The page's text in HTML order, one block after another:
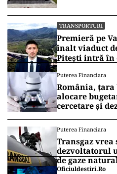
TRANSPORTURI
Premieră pe
înalt viaduct
Pitești intră în
anunță unde
(VIDEO)
Puterea Financiara
România, țara
alocare
cercetare și
Puterea Financiara
Transgaz
dezvoltatorul
de gaze
Oficiuldestiri.ro